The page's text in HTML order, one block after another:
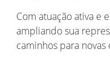
Com atuação ativa e
ampliando sua
caminhos para